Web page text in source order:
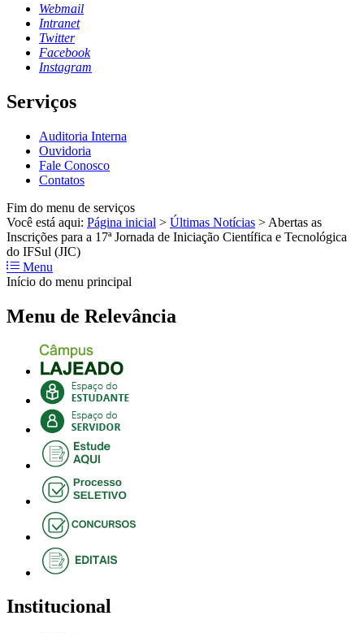
Webmail
Intranet
Twitter
Facebook
Instagram
Serviços
Auditoria Interna
Ouvidoria
Fale Conosco
Contatos
Fim do menu de serviços
Você está aqui: Página inicial > Últimas Notícias > Abertas as
Inscrições para a 17ª Jornada de Iniciação Científica e Tecnológica
do IFSul (JIC)
Menu
Início do menu principal
Menu de Relevância
Institucional